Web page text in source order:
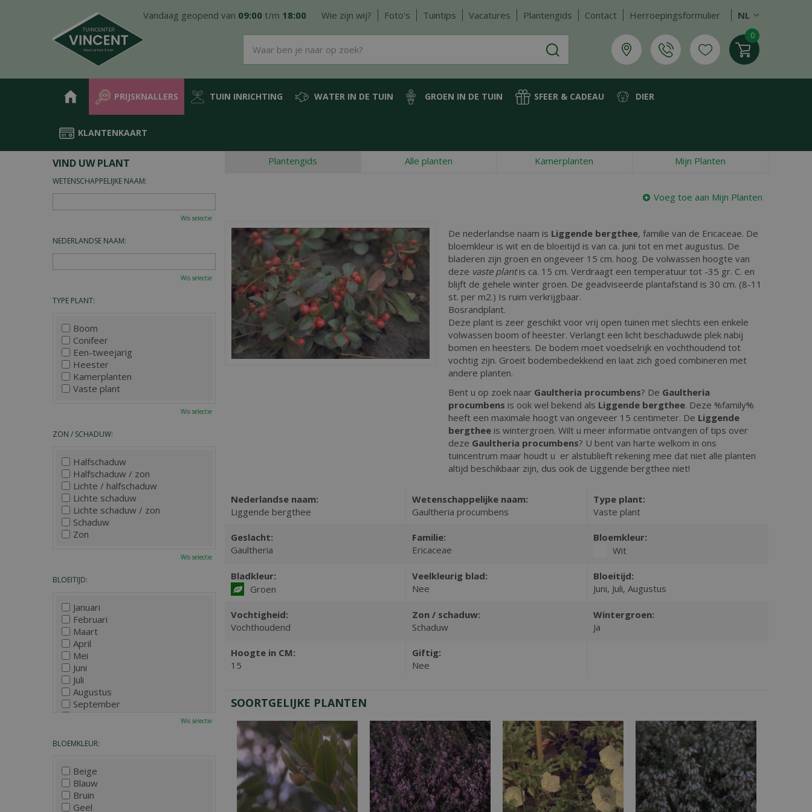
Home Plantengids
Vandaag geopend van 09:00 t/m 18:00 Wie zijn wij? Foto's Tuintips Vacatures Plantengids Contact Herroepingsformulier NL
PRIJSKNALLERS TUIN INRICHTING WATER IN DE TUIN GROEN IN DE TUIN SFEER & CADEAU DIER
KLANTENKAART
Plantengids Alle planten Kamerplanten Mijn Planten
Voeg toe aan Mijn Planten
De nederlandse naam is Liggende bergthee, familie van de Ericaceae. De
bloemkleur is wit en de bloeitijd is van ca. juni tot en met augustus. De
bladeren zijn groen en ongeveer 15 cm. hoog. De volwassen hoogte van
deze vaste plantis ca. 15 cm. Verdraagt een temperatuur tot -35 gr. C. en
blijft de gehele winter groen. De geadviseerde plantafstand is 30 cm. (8-11
st. per m2.) Is ruim verkrijgbaar.
Bosrandplant.
Deze plant is zeer geschikt voor vrij open tuinen met slechts een enkele
volwassen boom of heester. Verlangt een licht beschaduwde plek nabij
bomen en heesters. De bodem moet voedselrijk en vochthoudend tot
vochtig zijn. Groeit bodembedekkend en laat zich goed combineren met
andere planten.
Bent u op zoek naar Gaultheria procumbens? De Gaultheria
procumbens is ook wel bekend als Liggende bergthee. Deze %family%
heeft een maximale hoogt van ongeveer 15 centimeter. De Liggende
bergthee is wintergroen. Wilt u meer informatie ontvangen of tips over
deze Gaultheria procumbens? U bent van harte welkom in ons
tuincentrum maar houdt u er alstublieft rekening mee dat niet alle planten
altijd beschikbaar zijn, dus ook de Liggende bergthee niet!
Nederlandse naam:
Liggende bergthee
Wetenschappelijke naam:
Gaultheria procumbens
Type plant:
Vaste plant
Geslacht:
Gaultheria
Familie:
Ericaceae
Bloemkleur:
Wit
Bladkleur:
Groen
Veelkleurig blad:
Nee
Bloeitijd:
Juni, Juli, Augustus
Vochtigheid:
Vochthoudend
Zon / schaduw:
Schaduw
Wintergroen:
Ja
Hoogte in CM:
15
Giftig:
Nee
SOORTGELIJKE PLANTEN
VIND UW PLANT
WETENSCHAPPELIJKE NAAM:
Wis selectie
NEDERLANDSE NAAM:
Wis selectie
TYPE PLANT:
Boom
Conifeer
Een-tweejarig
Heester
Kamerplanten
Vaste plant
Wis selectie
ZON / SCHADUW:
Halfschaduw
Halfschaduw / zon
Lichte / halfschaduw
Lichte schaduw
Lichte schaduw / zon
Schaduw
Zon
Wis selectie
BLOEITIJD:
Januari
Februari
Maart
April
Mei
Juni
Juli
Augustus
September
December
Wis selectie
BLOEMKLEUR:
Beige
Blauw
Bruin
Geel